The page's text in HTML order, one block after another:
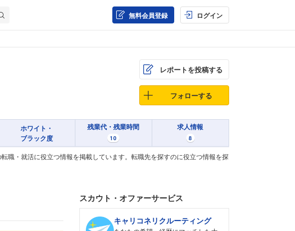
無料会員登録 ログイン
レポートを投稿する
フォローする
ホワイト・
ブラック度
残業代・残業時間
10
求人情報
8
職・就活に役立つ情報を掲載しています。転職先を探すのに役立つ情報を探
スカウト・オファーサービス
キャリコネリクルーティング